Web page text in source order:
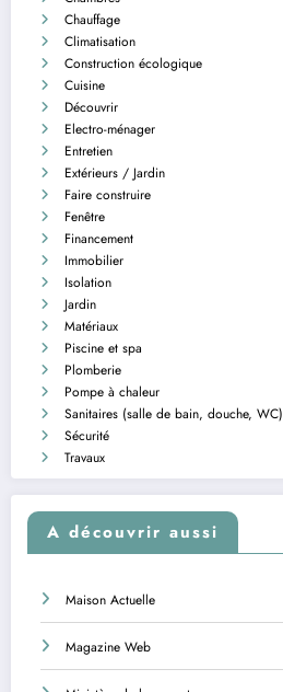
Chauffage
Climatisation
Construction écologique
Cuisine
Découvrir
Electro-ménager
Entretien
Extérieurs / Jardin
Faire construire
Fenêtre
Financement
Immobilier
Isolation
Jardin
Matériaux
Piscine et spa
Plomberie
Pompe à chaleur
Sanitaires (salle de bain, douche, WC)
Sécurité
Travaux
A découvrir aussi
Maison Actuelle
Magazine Web